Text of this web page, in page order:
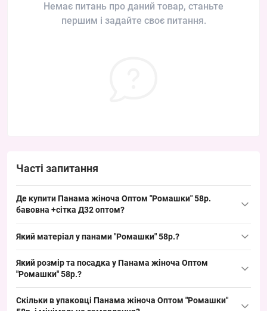
Немає питань про даний товар, станьте
першим і задайте своє питання.
Часті запитання
Де купити Панама жіноча Оптом "Ромашки" 58р.
бавовна +сітка Д32 оптом?
Д32 можна оптом з Одеси 7КМ; це ходовий літній товар зі
продажу.
Який матеріал у панами "Ромашки" 58р.?
боковою сіткою для вентиляції; матеріал підходить для
убори.
Який розмір та посадка у Панама жіноча Оптом
"Ромашки" 58р.?
дорослих покупців як стандартний літній формат; посадка
Скільки в упаковці Панама жіноча Оптом "Ромашки"